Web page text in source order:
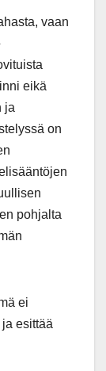
vaan
eikä
ja
on
pohjalta
ei
esittää